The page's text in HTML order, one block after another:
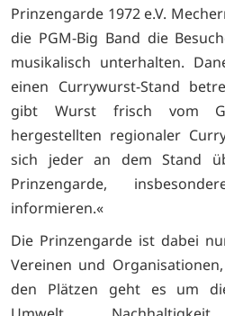
Prinzengarde 1972 e.V.
die PGM-Big Band die
musikalisch unterhalten.
einen Currywurst-Stand
gibt Wurst frisch vom
hergestellten regionaler
sich jeder an dem Stand
Prinzengarde,
informieren.«
Die Prinzengarde ist dabei
Vereinen und
den Plätzen geht es um